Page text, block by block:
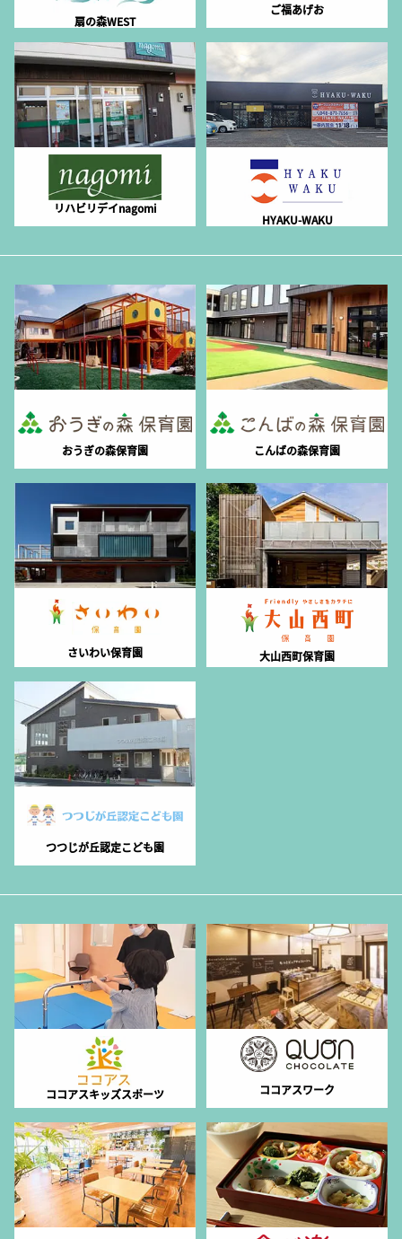
扇の森WEST
ご福あげお
リハビリデイnagomi
HYAKU-WAKU
おうぎの森保育園 こんばの森保育園
さいわい保育園 大山西町保育園
つつじが丘認定こども園
ココアスキッズスポーツ ココアスワーク